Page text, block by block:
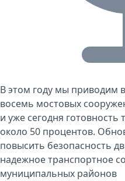
В этом году мы приводим
восемь мостовых
и уже сегодня готовность
около 50 процентов.
повысить безопасность
надежное транспортное
муниципальных районов